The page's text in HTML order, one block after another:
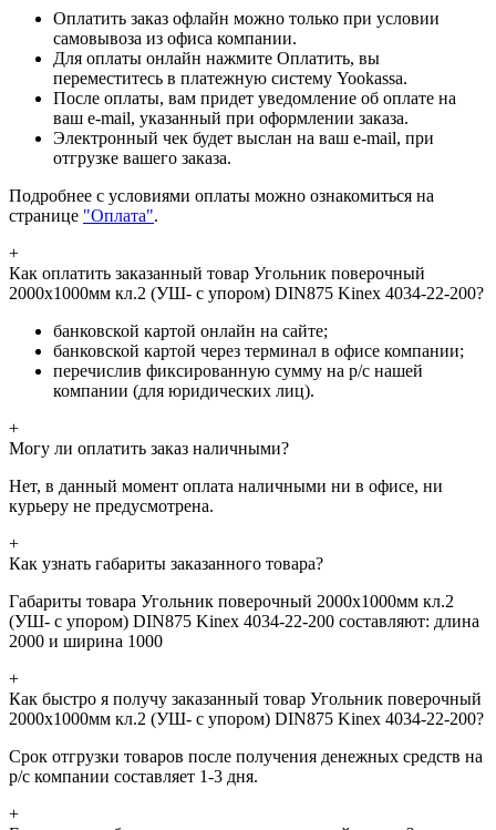
Оплатить заказ офлайн можно только при условии
самовывоза из офиса компании.
Для оплаты онлайн нажмите Оплатить, вы
переместитесь в платежную систему Yookassa.
После оплаты, вам придет уведомление об оплате на
ваш e-mail, указанный при оформлении заказа.
Электронный чек будет выслан на ваш e-mail, при
отгрузке вашего заказа.
Подробнее с условиями оплаты можно ознакомиться на
странице "Оплата".
+
Как оплатить заказанный товар Угольник поверочный
2000х1000мм кл.2 (УШ- с упором) DIN875 Kinex 4034-22-200?
банковской картой онлайн на сайте;
банковской картой через терминал в офисе компании;
перечислив фиксированную сумму на р/с нашей
компании (для юридических лиц).
+
Могу ли оплатить заказ наличными?
Нет, в данный момент оплата наличными ни в офисе, ни
курьеру не предусмотрена.
+
Как узнать габариты заказанного товара?
Габариты товара Угольник поверочный 2000х1000мм кл.2
(УШ- с упором) DIN875 Kinex 4034-22-200 составляют: длина
2000 и ширина 1000
+
Как быстро я получу заказанный товар Угольник поверочный
2000х1000мм кл.2 (УШ- с упором) DIN875 Kinex 4034-22-200?
Срок отгрузки товаров после получения денежных средств на
р/с компании составляет 1-3 дня.
+